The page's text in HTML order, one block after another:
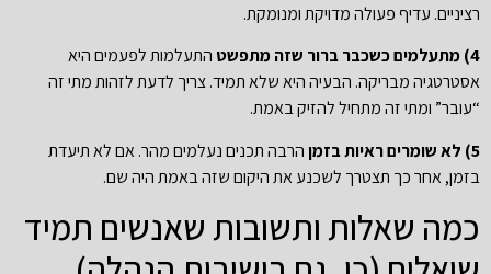
רציניים. עדיף פעולה מדויקת ומנומקת.
4) מתעלמים כשכבר ברור שזה מתפשט
התעלמות לפעמים היא
אסטרטגיה מבריקה. הבעיה היא שלא תמיד. צריך לדעת לזהות מתי זה
“עובר” ומתי זה מתחיל להזיק באמת.
5) לא שומרים ראיות בזמן
הרבה תכנים נעלמים מהר. אם לא תיעדת
בזמן, אחר כך תצטרך לשכנע את היקום שזה באמת היה שם.
כמה שאלות ותשובות שאנשים תמיד